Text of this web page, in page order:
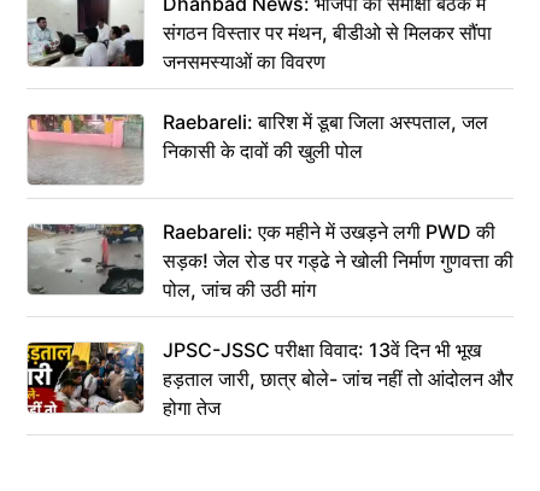
संगठन विस्तार पर मंथन, बीडीओ से मिलकर सौंपा
जनसमस्याओं का विवरण
Raebareli: बारिश में डूबा जिला अस्पताल, जल
निकासी के दावों की खुली पोल
Raebareli: एक महीने में उखड़ने लगी PWD की
सड़क! जेल रोड पर गड्ढे ने खोली निर्माण गुणवत्ता की
पोल, जांच की उठी मांग
JPSC-JSSC परीक्षा विवाद: 13वें दिन भी भूख
हड़ताल जारी, छात्र बोले- जांच नहीं तो आंदोलन और
होगा तेज